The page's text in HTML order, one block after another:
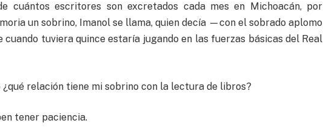
cuántos escritores son excretados cada mes en Michoacán, por
un sobrino, Imanol se llama, quien decía —con el sobrado aplomo
tuviera quince estaría jugando en las fuerzas básicas del Real
¿qué relación tiene mi sobrino con la lectura de libros?
tener paciencia.